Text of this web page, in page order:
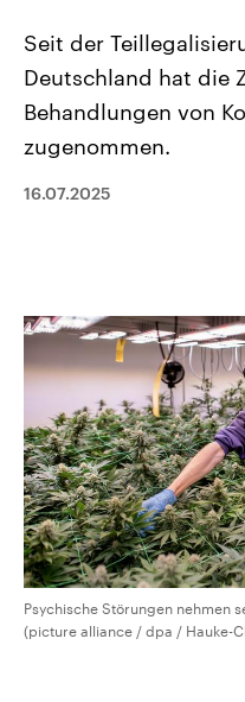
2026
Alle Informationen
Sachsen-Anhalt wählt am
September 2026 einen
Landtag. Seit 2021 wird das
CDU, SPD und FDP regiert.-
Wahlprogramme, aktuelle
und Hintergründe zu den
und Kandidaten der
Seit der
Deutschland hat die
Behandlungen von
zugenommen.
16.07.2025
Psychische Störungen nehmen
(picture alliance / dpa / Hauke-